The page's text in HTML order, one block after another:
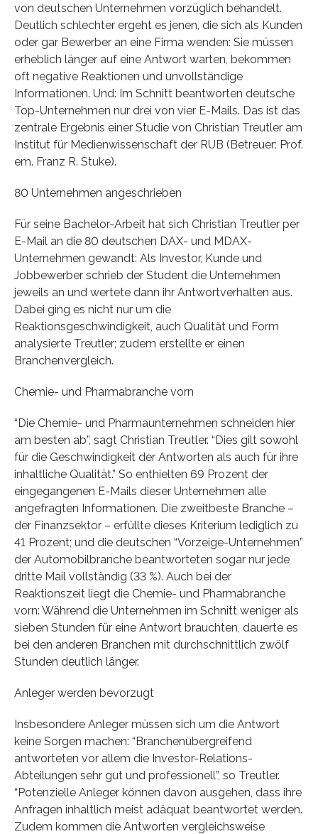
von deutschen Unternehmen vorzüglich behandelt.
Deutlich schlechter ergeht es jenen, die sich als Kunden
oder gar Bewerber an eine Firma wenden: Sie müssen
erheblich länger auf eine Antwort warten, bekommen
oft negative Reaktionen und unvollständige
Informationen. Und: Im Schnitt beantworten deutsche
Top-Unternehmen nur drei von vier E-Mails. Das ist das
zentrale Ergebnis einer Studie von Christian Treutler am
Institut für Medienwissenschaft der RUB (Betreuer: Prof.
em. Franz R. Stuke).
80 Unternehmen angeschrieben
Für seine Bachelor-Arbeit hat sich Christian Treutler per
E-Mail an die 80 deutschen DAX- und MDAX-
Unternehmen gewandt: Als Investor, Kunde und
Jobbewerber schrieb der Student die Unternehmen
jeweils an und wertete dann ihr Antwortverhalten aus.
Dabei ging es nicht nur um die
Reaktionsgeschwindigkeit, auch Qualität und Form
analysierte Treutler; zudem erstellte er einen
Branchenvergleich.
Chemie- und Pharmabranche vorn
“Die Chemie- und Pharmaunternehmen schneiden hier
am besten ab”, sagt Christian Treutler. “Dies gilt sowohl
für die Geschwindigkeit der Antworten als auch für ihre
inhaltliche Qualität.” So enthielten 69 Prozent der
eingegangenen E-Mails dieser Unternehmen alle
angefragten Informationen. Die zweitbeste Branche –
der Finanzsektor – erfüllte dieses Kriterium lediglich zu
41 Prozent; und die deutschen “Vorzeige-Unternehmen”
der Automobilbranche beantworteten sogar nur jede
dritte Mail vollständig (33 %). Auch bei der
Reaktionszeit liegt die Chemie- und Pharmabranche
vorn: Während die Unternehmen im Schnitt weniger als
sieben Stunden für eine Antwort brauchten, dauerte es
bei den anderen Branchen mit durchschnittlich zwölf
Stunden deutlich länger.
Anleger werden bevorzugt
Insbesondere Anleger müssen sich um die Antwort
keine Sorgen machen: “Branchenübergreifend
antworteten vor allem die Investor-Relations-
Abteilungen sehr gut und professionell”, so Treutler.
“Potenzielle Anleger können davon ausgehen, dass ihre
Anfragen inhaltlich meist adäquat beantwortet werden.
Zudem kommen die Antworten vergleichsweise